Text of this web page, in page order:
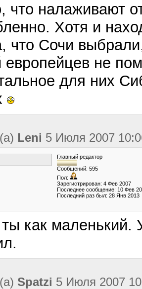
налаживают
Хотя и
что Сочи
европейцев не
для них
Leni 5 Июля 2007
Главный редактор
Сообщений: 595
Пол:
Зарегистрирован: 4 Фев 2007
Последнее сообщение: 10 Фев
Последний раз был: 28 Янв 2013
как маленький.
Spatzi 5 Июля 2007